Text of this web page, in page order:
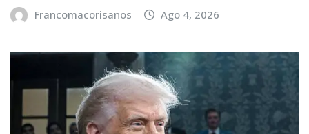
Francomacorisanos Ago 4, 2026